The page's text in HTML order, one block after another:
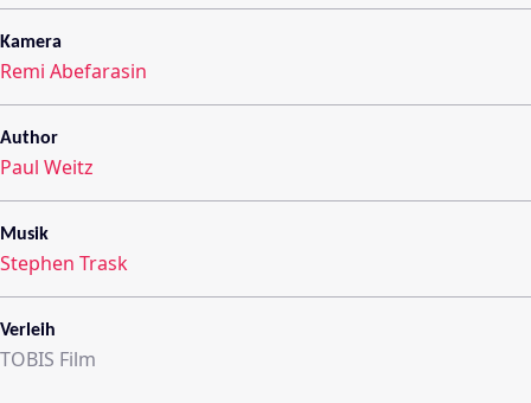
Kamera
Remi Abefarasin
Author
Paul Weitz
Musik
Stephen Trask
Verleih
TOBIS Film